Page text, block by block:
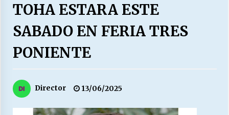
28/07/2026
“ORGULLOSOS DE SER DC” SALUDA EL
27/07/2026
LABORAL:
TOHA ESTARA ESTE
SABADO EN FERIA TRES
PONIENTE
Director 13/06/2025